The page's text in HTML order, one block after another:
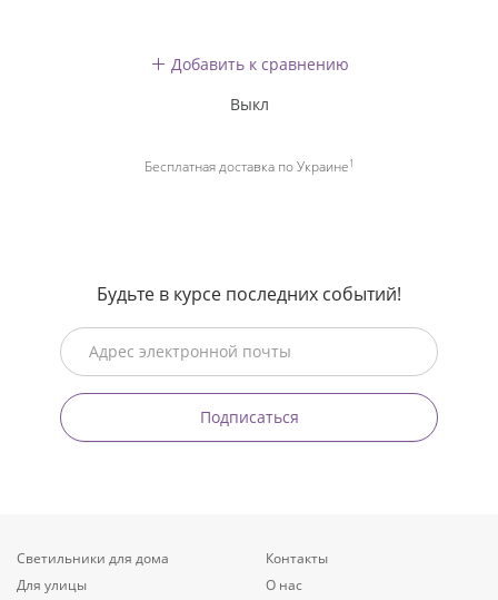
Добавить к сравнению
Выкл
Бесплатная доставка по Украине1
Будьте в курсе последних событий!
Подписаться
Светильники для дома
Для улицы
Контакты
О нас